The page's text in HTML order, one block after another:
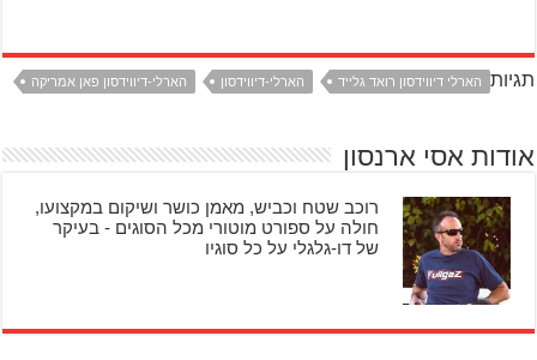
תגיות הארלי דיווידסון רואד גלייד הארלי-דיווידסון הארלי-דיווידסון פאן אמריקה
אודות אסי ארנסון
רוכב שטח וכביש, מאמן כושר ושיקום במקצועו,
חולה על ספורט מוטורי מכל הסוגים - בעיקר
של דו-גלגלי על כל סוגיו